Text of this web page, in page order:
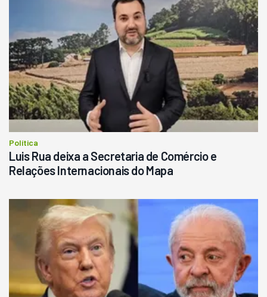
Política
Luis Rua deixa a Secretaria de Comércio e
Relações Internacionais do Mapa